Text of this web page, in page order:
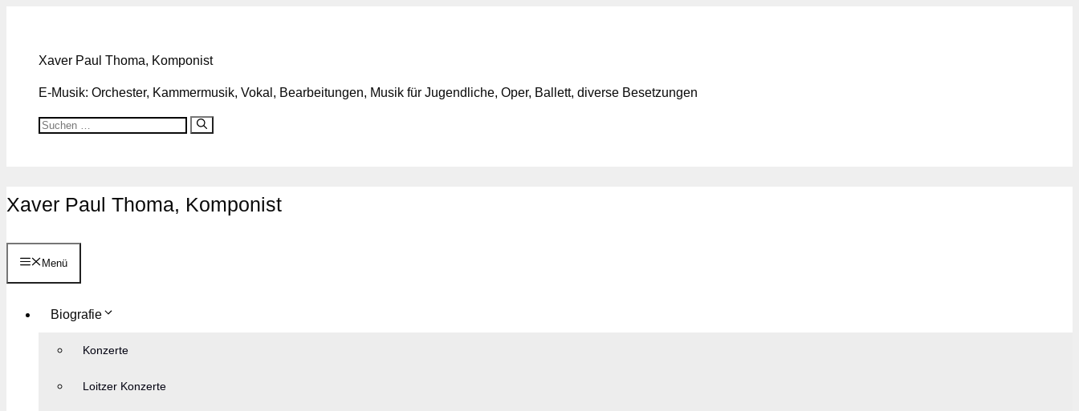
springen
Xaver Paul Thoma, Komponist
E-Musik: Orchester, Kammermusik, Vokal, Bearbeitungen, Musik für Jugendliche, Oper, Ballett, diverse Besetzungen
Suchen
Xaver Paul Thoma, Komponist
Menü
Biografie
Konzerte
Loitzer Konzerte